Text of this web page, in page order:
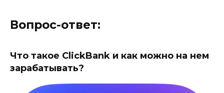
Вопрос-ответ:
Что такое ClickBank и как можно на нем
зарабатывать?